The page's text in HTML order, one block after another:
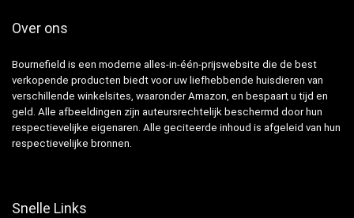
Over ons
Bournefield is een moderne alles-in-één-prijswebsite die de best
verkopende producten biedt voor uw liefhebbende huisdieren van
verschillende winkelsites, waaronder Amazon, en bespaart u tijd en
geld. Alle afbeeldingen zijn auteursrechtelijk beschermd door hun
respectievelijke eigenaren. Alle geciteerde inhoud is afgeleid van hun
respectievelijke bronnen.
Snelle Links